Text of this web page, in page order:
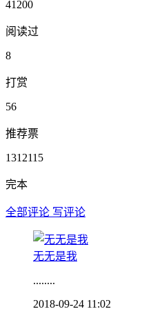
41200
阅读过
8
打赏
56
推荐票
1312115
完本
全部评论 写评论
无无是我
........
2018-09-24 11:02